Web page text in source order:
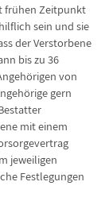
frühen Zeitpunkt
sein und sie
der Verstorbene
bis zu 36
von
gern
mit einem
jeweiligen
Festlegungen